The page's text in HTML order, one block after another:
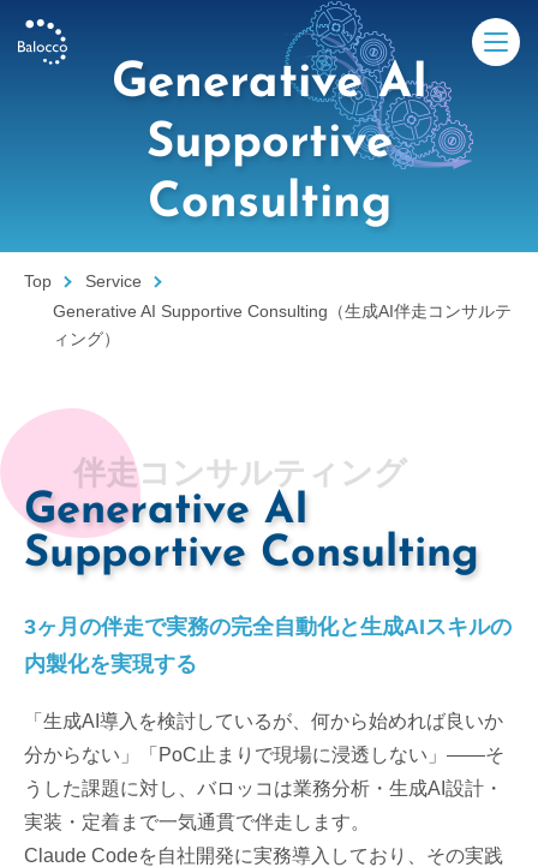
Service
Works × AI
News
Recruit
Company
Generative AI
Supportive
Consulting
Top
Service
Generative AI Supportive Consulting（生成AI伴走コンサルテ
ィング）
Generative AI
Supportive Consulting
伴走コンサルティング
3ヶ月の伴走で実務の完全自動化と生成AIスキルの
内製化を実現する
「生成AI導入を検討しているが、何から始めれば良いか
分からない」「PoC止まりで現場に浸透しない」——そ
うした課題に対し、バロッコは業務分析・生成AI設計・
実装・定着まで一気通貫で伴走します。
Claude Codeを自社開発に実務導入しており、その実践